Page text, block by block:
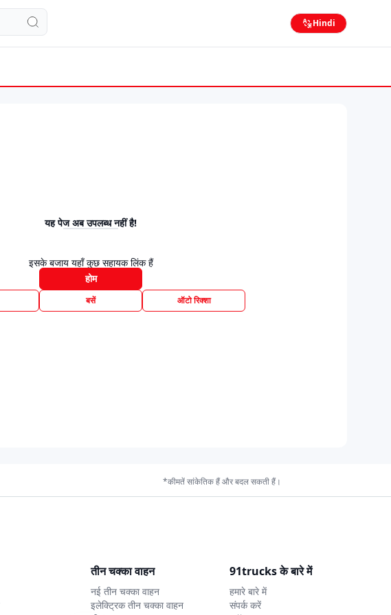
Hindi
यह पेज अब उपलब्ध नहीं है!
इसके बजाय यहाँ कुछ सहायक लिंक हैं
होम
बसें ऑटो रिक्शा
*कीमतें सांकेतिक हैं और बदल सकती हैं।
तीन चक्का वाहन
नई तीन चक्का वाहन
इलेक्ट्रिक तीन चक्का वाहन
91trucks के बारे में
हमारे बारे में
संपर्क करें